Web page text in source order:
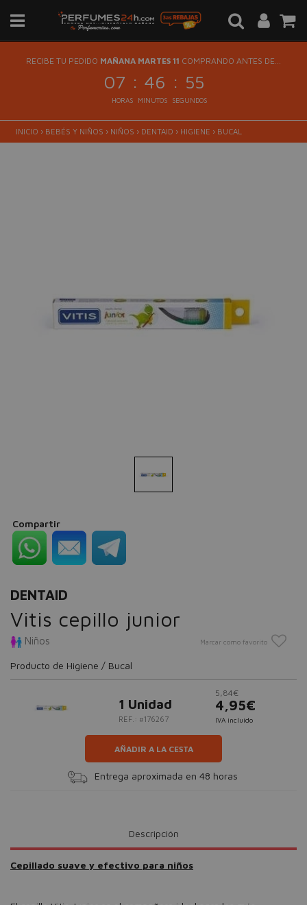
RECIBE TU PEDIDO MAÑANA MARTES 11 COMPRANDO ANTES DE...
07 : 46 : 55
HORAS MINUTOS SEGUNDOS
INICIO › BEBÉS Y NIÑOS › NIÑOS › DENTAID › HIGIENE › BUCAL
Compartir
DENTAID
Vitis cepillo junior
Niños Marcar como favorito
Producto de Higiene / Bucal
1 Unidad
REF.: #176267
5,84€
4,95€
IVA incluido
AÑADIR A LA CESTA
Entrega aproximada en 48 horas
Descripción
Cepillado suave y efectivo para niños